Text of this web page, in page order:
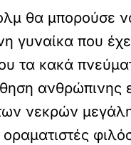
θα μπορούσε
γυναίκα που
τα κακά
ανθρώπινης
νεκρών
οραματιστές